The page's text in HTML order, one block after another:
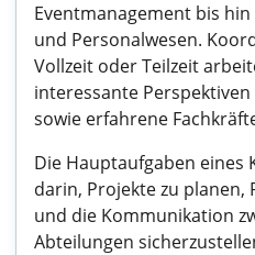
Eventmanagement bis
und Personalwesen.
Vollzeit oder Teilzeit
interessante
sowie erfahrene
Die Hauptaufgaben
darin, Projekte zu planen,
und die Kommunikation
Abteilungen